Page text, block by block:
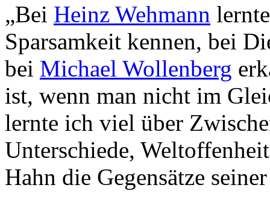
„Bei Heinz Wehmann
Sparsamkeit kennen, bei
bei Michael Wollenberg
ist, wenn man nicht im
lernte ich viel über
Unterschiede,
Hahn die Gegensätze